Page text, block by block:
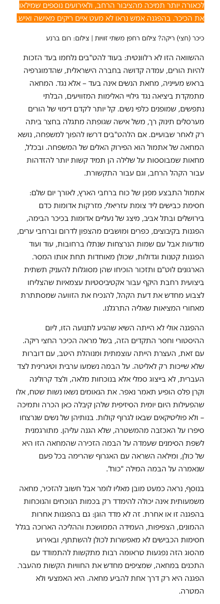
לכאורה יותר תמיכה מהציבור הרחב, ולאירועים נוספים שמילאו
את הכיכר. בהפגנה אמש נראו לא מעט איים ריקים מאישה ואיש.
כיכר (חצי) ריקה? צילום רחפן משתי זוויות | צילום: רום ברנע
ההשוואה הזו לא רלוונטית: בעוד להט"בים נלחמו בעד הזכות
להיות הורים, עמדה קדושה בחברה הישראלית, שהדמוגרפיה
בראש מעייניה, מחאת הנשים אינה בעד – אלא נגד. המחאה
מתמקדת ביציאה נגד גילויי האלימות המזוויעים, הבלתי
נתפשים, שמופנים כלפי נשים. קל יותר לקדם דימוי של הורים
מערסלים תינוק רך, משל אישה שגופתה מתגלה בחצר ביתה
רק לאחר שבועיים. אם הלהט"בים דרשו להפוך למשפחה, נושא
המחאה של אתמול הוא הפירוק האלים של המשפחה. ובכלל,
מחאות שמבוססות על שלילה הן תמיד קשות יותר להזדהות
עבור הקהל הרחב, וגם עבור התקשורת.
אתמול התבצע מפגן של כוח ברחבי הארץ, לאורך יום שלם:
חסימת כבישים ליד צומת עזריאלי, מזרקות אדומות כדם
בירושלים ובתל אביב, מיצג של נעליים אדומות בכיכר הבימה,
הפגנות בקיבוצים, כפרים ומושבים מהצפון לדרום וברחבי ערים,
מודעות אבל עם שמות הנרצחות שנתלו ברחובות, עוד ועוד
הפגנות קטנות וגדולות, שכולן מאוחדות תחת אותו המסר.
הארגונים לוט"ם ותזכור הוכיחו שהן מסוגלות להעניק תשתית
ביצועית רחבת היקף עבור אקטיביסטיות עצמאיות שהצליחו
לצבוע מחדש את דעת הקהל, להנכיח את הזוועה שמסתתרת
מאחורי המציאות שאליה התרגלנו.
ההפגנה אולי לא הייתה השיא שהגיע לתנועה הזו, ליום
ההיסטורי וחסר התקדים הזה, בשל מראה הכיכר החצי ריקה.
עם זאת, העצרת הייתה עוצמתית ומנוהלת היטב, עם דוברות
שלא שייכות רק לאליטה. על הבמה נשמעו ערבית וטיגרינית לצד
העברית, לא בייצוג סמלי אלא בנוכחות מלאה, ולצד קרולינה
וקרן פלס הופיע תאמר נאפר. את הנאומים נשאו נשות שטח, אלו
שהפעילות היום יומית הסיזיפית שלהן קיבלה כאן הכרה ותמיכה
– ולא פוליטיקאים שבאו לגרוף קולות. בנותיהן של נשים שנרצחו
סיפרו על האכזבה מהמשטרה, שלא הגנה עליהן. מתורגמנית
לשפת הסימנים שעמדה על הבמה הזכירה שהמחאה הזו היא
של כולן, ומילאה השראה עם האגרוף שהרימה בכל פעם
שנאמרה על הבמה המילה "כוח".
בנוסף, נראה כמעט מובן מאליו לומר אבל חשוב להזכיר, מחאה
משמעותית אינה יכולה להימדד רק בכמות הנוכחים והנוכחות
בהפגנה זו או אחרת. זה לא מדד הוגן: גם בהפגנות אחרות
ההמונים, הצפיפות, העמידה הממושכת וההליכה הארוכה בגלל
חסימות הכבישים לא מאפשרות לכולן להשתתף, ובאירוע
מהסוג הזה נפגעות טראומה רבות מתקשות להתמודד עם
התכנים במחאה, שמציפים מחדש את החוויות הקשות מהעבר.
הפגנה היא רק דרך אחת להביע מחאה. היא האמצעי ולא
המטרה.